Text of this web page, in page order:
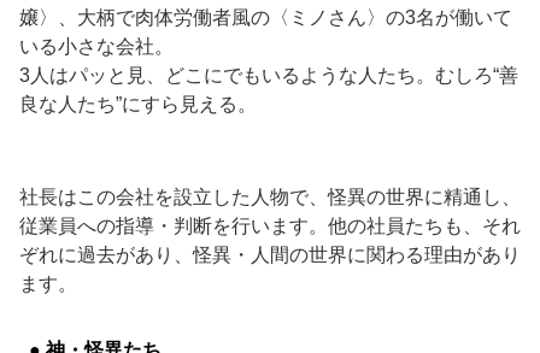
嬢〉、大柄で肉体労働者風の〈ミノさん〉の3名が働いて
いる小さな会社。
3人はパッと見、どこにでもいるような人たち。むしろ“善
良な人たち”にすら見える。
社長はこの会社を設立した人物で、怪異の世界に精通し、
従業員への指導・判断を行います。他の社員たちも、それ
ぞれに過去があり、怪異・人間の世界に関わる理由があり
ます。